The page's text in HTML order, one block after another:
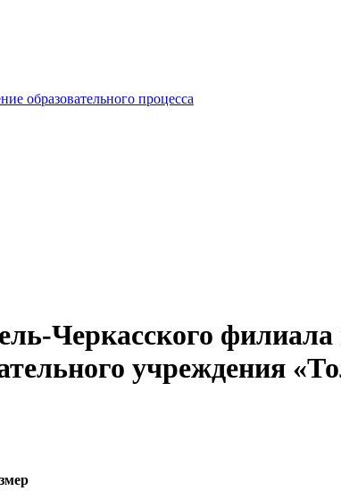
образовательного процесса
Черкасского филиала
учреждения